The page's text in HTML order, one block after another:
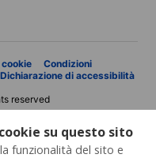
su questo sito
funzionalità del sito e
Condizioni
Dichiarazione di accessibilità
reserved